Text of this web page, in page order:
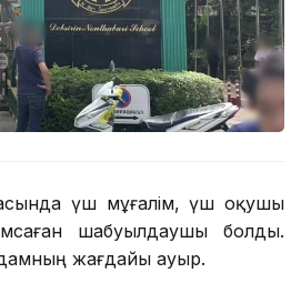
үш мұғалім, үш оқушы
шабуылдаушы болды.
жағдайы ауыр.